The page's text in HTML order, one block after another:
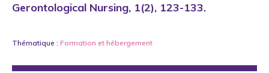
Gerontological Nursing, 1(2), 123-133.
Thématique : Formation et hébergement